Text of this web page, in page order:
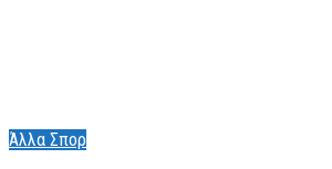
Άλλα Σπορ